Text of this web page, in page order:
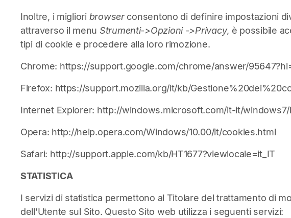
Inoltre, i migliori browserconsentono di definire impostazioni
attraverso il menu Strumenti->Opzioni ->Privacy, è possibile
tipi di cookie e procedere alla loro rimozione.
Chrome: https://support.google.com/chrome/answer/
Firefox: https://support.mozilla.org/it/kb/
Internet Explorer: http://windows.microsoft.com/it-it/
Opera: http://help.opera.com/Windows/10.00/it/cookies.html
Safari: http://support.apple.com/kb/HT1677?viewlocale=it_IT
STATISTICA
I servizi di statistica permettono al Titolare del trattamento di
dell’Utente sul Sito. Questo Sito web utilizza i seguenti servizi: